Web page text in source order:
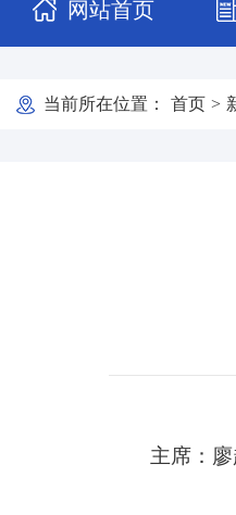
网站首页
当前所在位置： 首页 >
主席：